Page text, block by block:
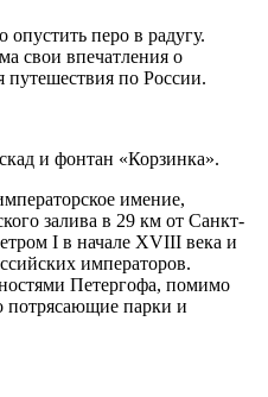
перо в радугу.
свои впечатления о
по России.
и фонтан «Корзинка».
имение,
залива в 29 км от Санкт-
I в начале XVIII века и
императоров.
Петергофа, помимо
потрясающие парки и